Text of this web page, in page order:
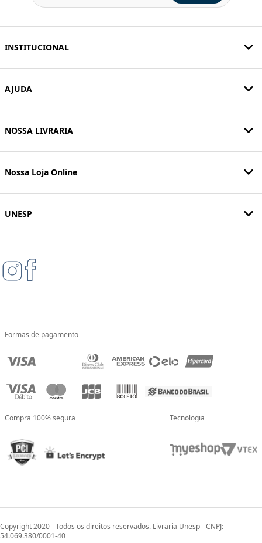
INSTITUCIONAL
AJUDA
NOSSA LIVRARIA
Nossa Loja Online
UNESP
Formas de pagamento
Compra 100% segura Tecnologia
Copyright 2020 - Todos os direitos reservados. Livraria Unesp - CNPJ:
54.069.380/0001-40